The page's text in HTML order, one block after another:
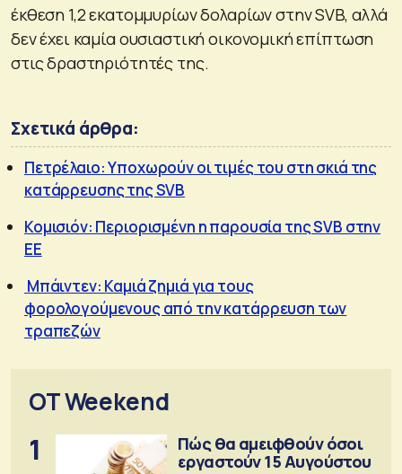
έκθεση 1,2 εκατομμυρίων δολαρίων στην SVB, αλλά
δεν έχει καμία ουσιαστική οικονομική επίπτωση
στις δραστηριότητές της.
Σχετικά άρθρα:
Πετρέλαιο: Υποχωρούν οι τιμές του στη σκιά της
κατάρρευσης της SVB
Κομισιόν: Περιορισμένη η παρουσία της SVB στην
ΕΕ
Μπάιντεν: Καμιά ζημιά για τους
φορολογούμενους από την κατάρρευση των
τραπεζών
OT Weekend
1
Πώς θα αμειφθούν όσοι
εργαστούν 15 Αυγούστου